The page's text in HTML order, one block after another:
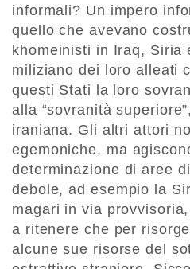
informali? Un impero
quello che avevano
khomeinisti in Iraq, Siria
miliziano dei loro alleati
questi Stati la loro
alla “sovranità
iraniana. Gli altri attori
egemoniche, ma
determinazione di aree
debole, ad esempio la
magari in via
a ritenere che per
alcune sue risorse del